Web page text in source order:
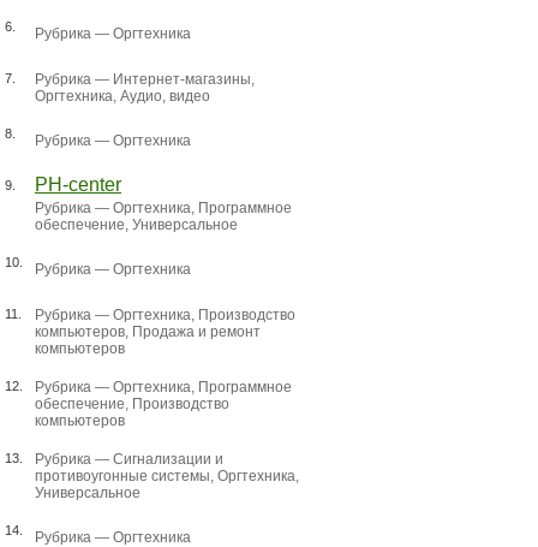
6. Рубрика — Оргтехника
7. Рубрика — Интернет-магазины,
Оргтехника, Аудио, видео
8. Рубрика — Оргтехника
9. PH-center
Рубрика — Оргтехника, Программное
обеспечение, Универсальное
10. Рубрика — Оргтехника
11. Рубрика — Оргтехника, Производство
компьютеров, Продажа и ремонт
компьютеров
12. Рубрика — Оргтехника, Программное
обеспечение, Производство
компьютеров
13. Рубрика — Сигнализации и
противоугонные системы, Оргтехника,
Универсальное
14. Рубрика — Оргтехника